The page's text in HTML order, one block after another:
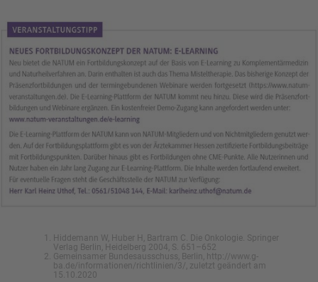
Hiddemann W, Huber H, Bartram C. Die Onkologie. Springer
Verlag Berlin, Heidelberg 2004, S. 651–652
Gemeinsamer Bundesausschuss, Berlin, http://www.g-
ba.de/informationen/richtlinien/3/, zuletzt geändert am
15.10.2020